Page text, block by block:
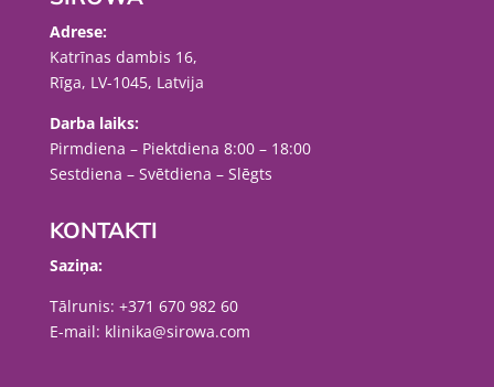
Adrese:
Katrīnas dambis 16,
Rīga, LV-1045, Latvija
Darba laiks:
Pirmdiena – Piektdiena 8:00 – 18:00
Sestdiena – Svētdiena – Slēgts
KONTAKTI
Saziņa:
Tālrunis: +371 670 982 60
E-mail: klinika@sirowa.com